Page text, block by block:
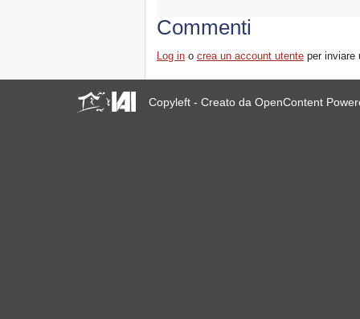
Commenti
Log in ocrea un account utente per inviare
Copyleft - Creato da OpenContent